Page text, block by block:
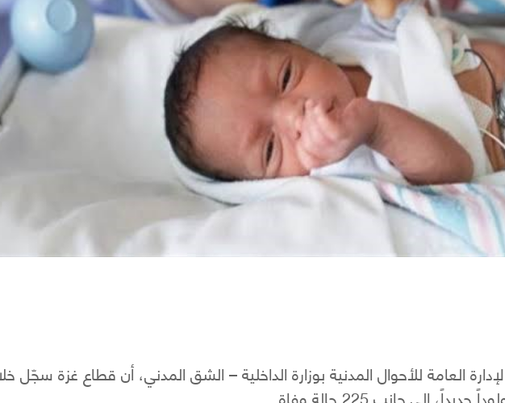
العامة للأحوال المدنية بوزارة الداخلية – الشق المدني، أن قطاع غزة سجّل